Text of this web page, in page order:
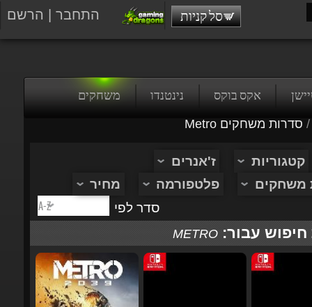
התחבר הרשם סל קניות
אקס בוקס נינטנדו משחקים
/סדרות משחקים Metro
קטגוריות
ז'אנרים
משחקים
פלטפורמה
מחיר
סדר לפי
חיפוש עבור:METRO